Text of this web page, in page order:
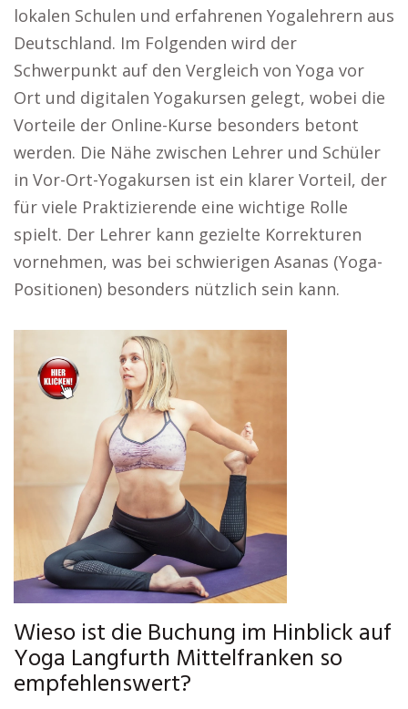
lokalen Schulen und erfahrenen Yogalehrern aus
Deutschland. Im Folgenden wird der
Schwerpunkt auf den Vergleich von Yoga vor
Ort und digitalen Yogakursen gelegt, wobei die
Vorteile der Online-Kurse besonders betont
werden. Die Nähe zwischen Lehrer und Schüler
in Vor-Ort-Yogakursen ist ein klarer Vorteil, der
für viele Praktizierende eine wichtige Rolle
spielt. Der Lehrer kann gezielte Korrekturen
vornehmen, was bei schwierigen Asanas (Yoga-
Positionen) besonders nützlich sein kann.
Wieso ist die Buchung im Hinblick auf
Yoga Langfurth Mittelfranken so
empfehlenswert?